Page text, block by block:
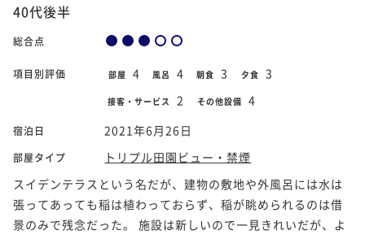
40代後半
総合点
項目別評価 部屋 4 風呂 4 朝食 3 夕食 3
接客・サービス 2 その他設備 4
宿泊日 2021年6月26日
部屋タイプ
トリプル田園ビュー・禁煙
スイデンテラスという名だが、建物の敷地や外風呂には水は
張ってあっても稲は植わっておらず、稲が眺められるのは借
景のみで残念だった。 施設は新しいので一見きれいだが、よ